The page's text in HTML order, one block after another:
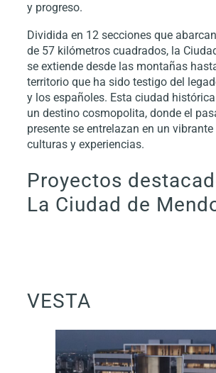
y progreso.
Dividida en 12 secciones que
de 57 kilómetros cuadrados, la
se extiende desde las montañas
territorio que ha sido testigo del
y los españoles. Esta ciudad
un destino cosmopolita, donde el
presente se entrelazan en un
culturas y experiencias.
Proyectos
La Ciudad de
VESTA